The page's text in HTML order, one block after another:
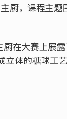
厨，课程主题
在大赛上展露
立体的糖球工